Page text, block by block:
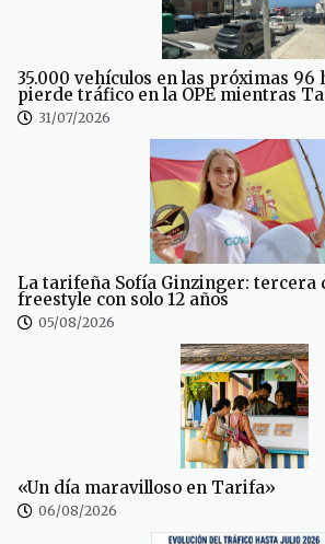
35.000 vehículos en las próximas 96
pierde tráfico en la OPE mientras
31/07/2026
La tarifeña Sofía Ginzinger: tercera
freestyle con solo 12 años
05/08/2026
«Un día maravilloso en Tarifa»
06/08/2026